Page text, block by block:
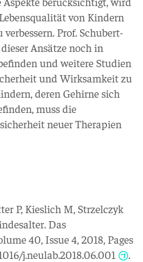
von Kindern
Prof. Schubert-
Ansätze noch in
und weitere Studien
und Wirksamkeit zu
deren Gehirne sich
muss die
neuer Therapien
P, Kieslich M, Strzelczyk
Das
40, Issue 4, 2018, Pages
j.neulab.2018.06.001
.